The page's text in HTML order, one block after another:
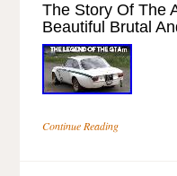
The Story Of The
Beautiful Brutal
Continue Reading